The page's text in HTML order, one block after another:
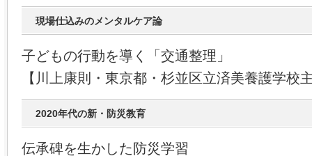
現場仕込みのメンタルケア論
子どもの行動を導く「交通整理」
【川上康則・東京都・杉並区立済美養護学校
2020年代の新・防災教育
伝承碑を生かした防災学習